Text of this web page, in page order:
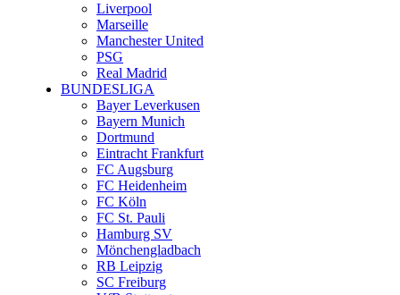
Liverpool
Marseille
Manchester United
PSG
Real Madrid
BUNDESLIGA
Bayer Leverkusen
Bayern Munich
Dortmund
Eintracht Frankfurt
FC Augsburg
FC Heidenheim
FC Köln
FC St. Pauli
Hamburg SV
Mönchengladbach
RB Leipzig
SC Freiburg